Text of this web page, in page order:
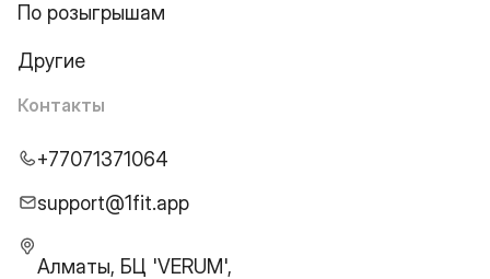
По розыгрышам
Другие
Контакты
+77071371064
support@1fit.app
Алматы, БЦ 'VERUM',